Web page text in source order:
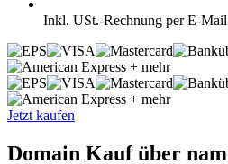
Inkl. USt.-Rechnung per E-Mail
+ mehr
+ mehr
Jetzt kaufen
Domain Kauf über